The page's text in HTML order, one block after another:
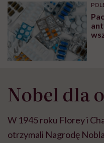
Nobel dla
W 1945 roku Florey i
otrzymali Nagrodę